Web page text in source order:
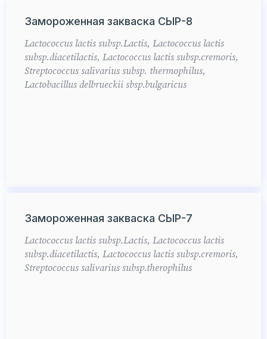
Замороженная закваска СЫР-8
Lactococcus lactis subsp.Lactis, Lactococcus lactis
subsp.diacetilactis, Lactococcus lactis subsp.cremoris,
Streptococcus salivarius subsp. thermophilus,
Lactobacillus delbrueckii sbsp.bulgaricus
Замороженная закваска СЫР-7
Lactococcus lactis subsp.Lactis, Lactococcus lactis
subsp.diacetilactis, Lactococcus lactis subsp.cremoris,
Streptococcus salivarius subsp.therophilus